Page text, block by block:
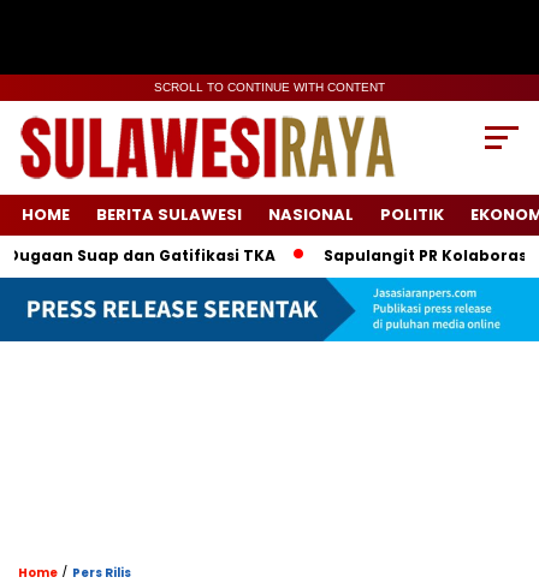
SCROLL TO CONTINUE WITH CONTENT
HOME BERITA SULAWESI NASIONAL POLITIK
dan Gatifikasi TKA Sapulangit PR Kolaborasi dengan
Home / Pers Rilis